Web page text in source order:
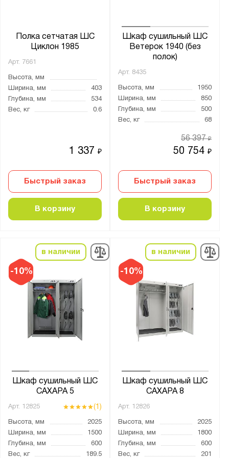
Полка сетчатая ШС
Циклон 1985
Арт. 7661
Высота, мм
Ширина, мм
403
Глубина, мм
534
Вес, кг
0.6
1 337₽
Быстрый заказ
В корзину
Шкаф сушильный ШС
Ветерок 1940 (без
полок)
Арт. 8435
Высота, мм
1950
Ширина, мм
850
Глубина, мм
500
Вес, кг
68
50 754₽
56 397₽
Быстрый заказ
В корзину
-10%
в наличии
Шкаф сушильный ШС
САХАРА 5
Арт. 12825 (1)
Высота, мм
2025
Ширина, мм
1500
Глубина, мм
600
Вес, кг
189.5
-10%
в наличии
Шкаф сушильный ШС
САХАРА 8
Арт. 12826
Высота, мм
2025
Ширина, мм
1800
Глубина, мм
600
Вес, кг
201
В собранном виде
0.06
0.4
0.84
1
1.4
1.5
1.6
1.25
2.08
2.5
Защита от перегрева: